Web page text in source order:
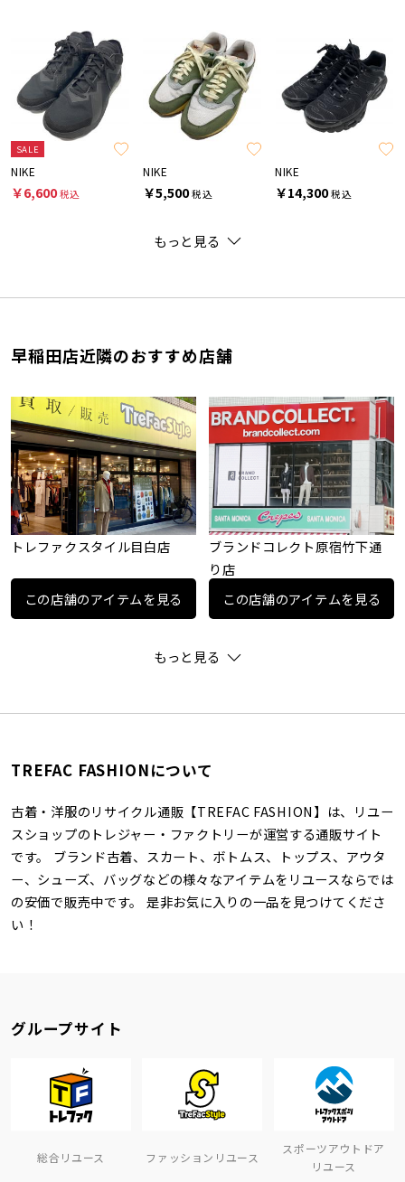
SALE
NIKE
￥6,600税込
NIKE
￥5,500税込
NIKE
￥14,300税込
もっと見る
早稲田店近隣のおすすめ店舗
トレファクスタイル目白店
この店舗のアイテムを見る
ブランドコレクト原宿竹下通
り店
この店舗のアイテムを見る
もっと見る
TREFAC FASHIONについて
古着・洋服のリサイクル通販【TREFAC FASHION】は、リユー
スショップのトレジャー・ファクトリーが運営する通販サイト
です。 ブランド古着、スカート、ボトムス、トップス、アウタ
ー、シューズ、バッグなどの様々なアイテムをリユースならでは
の安価で販売中です。 是非お気に入りの一品を見つけてくださ
い！
グループサイト
総合リユース ファッションリユース
スポーツアウトドア
リユース